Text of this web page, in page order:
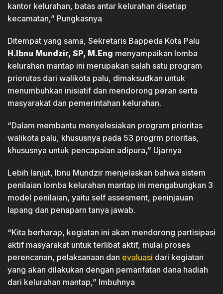
kantor kelurahan, batas antar kelurahan disetiap
kecamatan,” Pungkasnya
Ditempat yang sama, Sekretaris Bappeda Kota Palu
H.Ibnu Mundzir, SP, M.Eng menyampaikan lomba
kelurahan mantap ini merupakan salah satu program
priorutas dari walikota palu, dimaksudkan untuk
menumbuhkan inisiatif dan mendorong peran serta
masyarakat dan pemerintahan kelurahan.
“Dalam membantu menyelesiakan program prioritas
walikota palu, khususnya pada 53 progrm prioritas,
khususnya untuk pencapaian adipura,” Ujarnya
Lebih lanjut, Ibnu Mundzir menjelaskan bahwa sistem
penilaian lomba kelurahan mantap ini mengabungkan 3
model penilaian, yaitu self assesment, peninjauan
lapang dan penaparn tanya jawab.
“Kita berharap, kegiatan ini akan mendorong partisipasi
aktif masyarakat untuk terlibat aktif, mulai proses
perencanan, pelaksanaan dan evaluasi dari kegiatan
yang akan dilakukan dengan pemanfatan dana hadiah
dari kelurahan mantap,” Imbuhnya